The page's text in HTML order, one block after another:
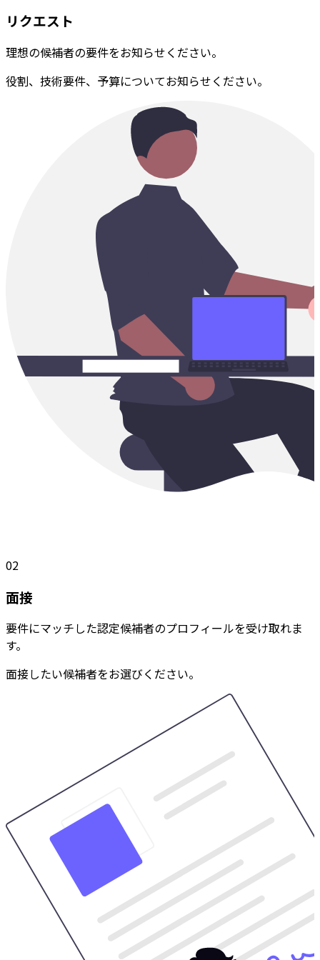
リクエスト
理想の候補者の要件をお知らせください。
役割、技術要件、予算についてお知らせください。
02
面接
要件にマッチした認定候補者のプロフィールを受け取れま
す。
面接したい候補者をお選びください。